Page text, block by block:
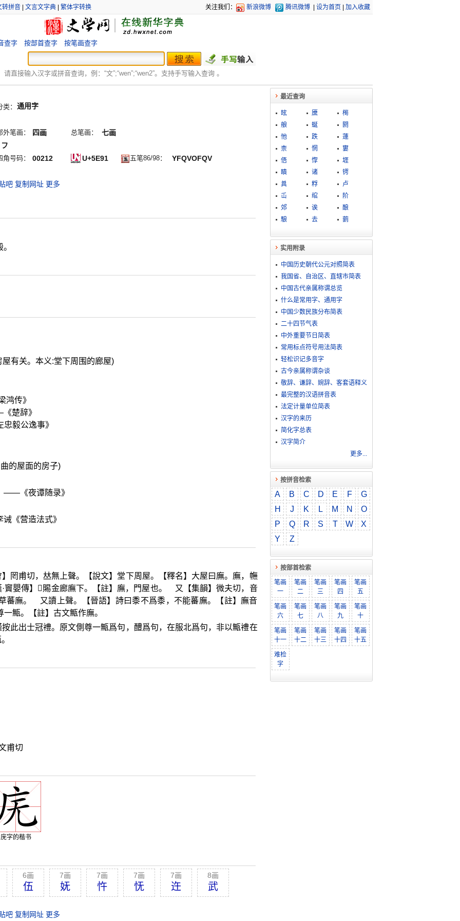
转拼音| 文言文字典| 繁体字转换 关注我们： 新浪微博 腾讯微博 设为首页 加入收藏
查字 按部首查字 按笔画查字
请直接输入汉字或拼音查询，例：“文”;“wen”;“wen2”。支持手写输入查询 。
类： 通用字
外笔画： 四画 总笔画：
七画
角号码： 00212 U+5E91 五笔86/98： YFQVOFQV
吧 复制网址 更多
屋有关。本义:堂下周围的廊屋)
传》
楚辞》
毅公逸事》
的屋面的房子)
——《夜谭随录》
《营造法式》
罔甫切， 𠀤無上聲。【說文】堂下周屋。【釋名】大屋曰廡。廡，幠
嬰傳】 𨻰賜金廊廡下。【註】廡，門屋也。 又【集韻】微夫切，音
蕃廡。 又讀上聲。【晉語】詩曰黍不爲黍，不能蕃廡。【註】廡音
甒。【註】古文甒作廡。
此出士冠禮。原文側尊一甒爲句，醴爲句，在服北爲句，非以甒禮在
甫切
庑字的楷书
6画
伍
7画
妩
7画
忤
7画
怃
7画
迕
8画
武
吧 复制网址 更多
最近查询
昡 黡
橁
艆
蜒
閼
忚
跌
蓮
柰
惘
寠
俉
惸
堐
瞶
诸
锷
兾
粰
卢
屲
绾
阶
郊
诶
酿
駺
去 藰
实用附录
中国历史朝代公元对照简表
我国省、自治区、直辖市简表
中国古代亲属称谓总览
什么是常用字、通用字
中国少数民族分布简表
二十四节气表
中外重要节日简表
常用标点符号用法简表
轻松识记多音字
古今亲属称谓杂谈
敬​辞​、​谦​辞​、​婉​辞​、​客​套​语​释​义
最完整的汉语拼音表
法定计量单位简表
汉字的来历
简化字总表
汉字简介
更多...
按拼音检索
A B C D E F
G
H
J K L M N
O
P
Q R S T W
X
Y
Z
按部首检索
笔画
一
笔画
二
笔画
三
笔画
四
笔画
五
笔画
六
笔画
七
笔画
八
笔画
九
笔画
十
笔画
十一
笔画
十二
笔画
十三
笔画
十四
笔画
十五
难检
字